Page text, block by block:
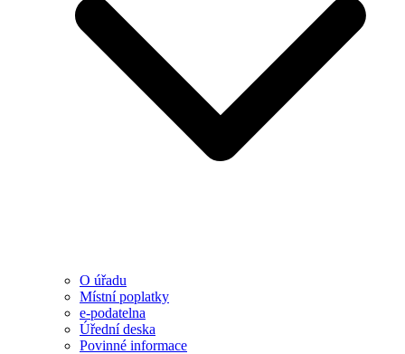
O úřadu
Místní poplatky
e-podatelna
Úřední deska
Povinné informace